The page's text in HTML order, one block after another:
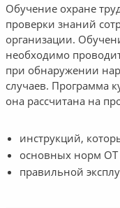
Обучение охране
проверки знаний
организации.
необходимо
при обнаружении
случаев. Программа
она рассчитана на
инструкций,
основных норм
правильной